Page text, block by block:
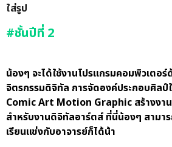
ใส่รูป
#ชั้นปีที่ 2
น้องๆ จะได้ใช้งานโปรแกรมคอมพิวเตอ
จิตรกรรมดิจิทัล การจัดองค์ประกอบศิลป์
Comic Art Motion Graphic สร้างงา
สำหรับงานดิจิทัลอาร์ตส์ ที่นี่น้องๆ สามา
เรียนแข่งกับอาจารย์ก็ได้น้า